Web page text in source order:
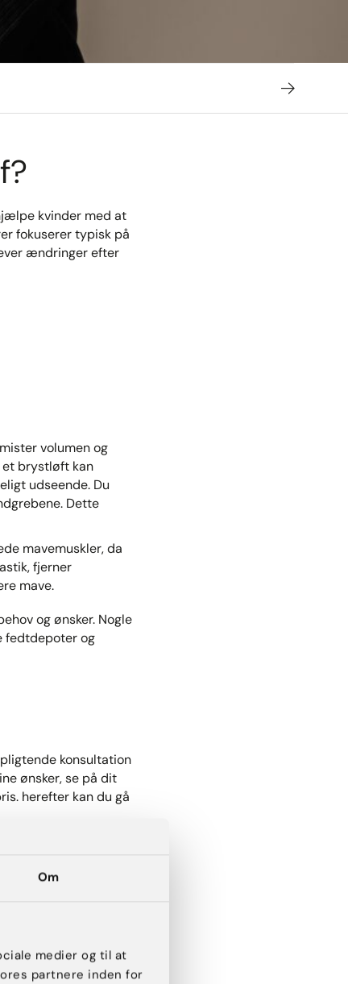
Om
medier og til at
partnere inden for
kvinder med at
fokuserer typisk på
ændringer efter
volumen og
et brystløft kan
udseende. ​Du
Dette
mavemuskler, da
fjerner
mave.
og ønsker. Nogle
fedtdepoter og
konsultation
ønsker, se på dit
herefter kan du gå